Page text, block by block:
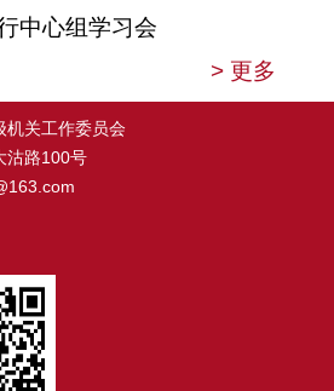
中心组学习会
> 更多